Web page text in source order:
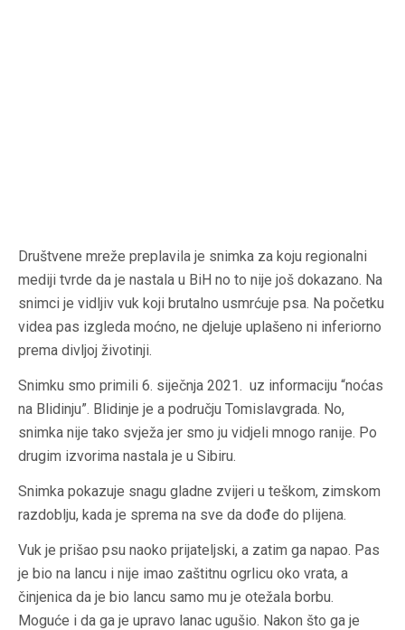
Društvene mreže preplavila je snimka za koju regionalni
mediji tvrde da je nastala u BiH no to nije još dokazano. Na
snimci je vidljiv vuk koji brutalno usmrćuje psa. Na početku
videa pas izgleda moćno, ne djeluje uplašeno ni inferiorno
prema divljoj životinji.
Snimku smo primili 6. siječnja 2021. uz informaciju “noćas
na Blidinju”. Blidinje je a području Tomislavgrada. No,
snimka nije tako svježa jer smo ju vidjeli mnogo ranije. Po
drugim izvorima nastala je u Sibiru.
Snimka pokazuje snagu gladne zvijeri u teškom, zimskom
razdoblju, kada je sprema na sve da dođe do plijena.
Vuk je prišao psu naoko prijateljski, a zatim ga napao. Pas
je bio na lancu i nije imao zaštitnu ogrlicu oko vrata, a
činjenica da je bio lancu samo mu je otežala borbu.
Moguće i da ga je upravo lanac ugušio. Nakon što ga je